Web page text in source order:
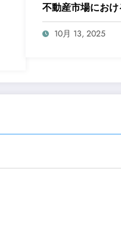
不動産市場にお
10月 13, 2025